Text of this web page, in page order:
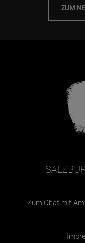
ZUM
Zum Chat mit